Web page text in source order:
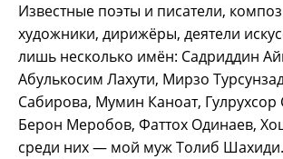
Известные поэты и писатели,
художники, дирижёры, деятели
лишь несколько имён: Садриддин
Абулькосим Лахути, Мирзо
Сабирова, Мумин Каноат, Гулрухсор
Берон Меробов, Фаттох Одинаев,
среди них — мой муж Толиб